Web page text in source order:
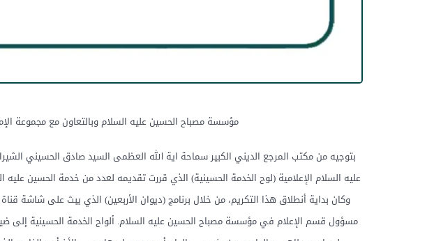
مؤسسة مصباح الحسين عليه السلام وبالتعاون مع مجموعة
بتوجيه من مكتب المرجع الديني الكبير سماحة اية الله العظمى السيد صادق الحسيني
عليه السلام الإعلامية (لوح الخدمة الحسينية) الذي قررت تقديمه لعدد من خدمة الحسين
وكان بداية أنطلاق هذا التكريم، من خلال برنامج (ديوان الأربعين) الذي يبث على شاشة
مسؤول قسم الإعلام في مؤسسة مصباح الحسين عليه السلام. ألواح الخدمة الحسينية إلى